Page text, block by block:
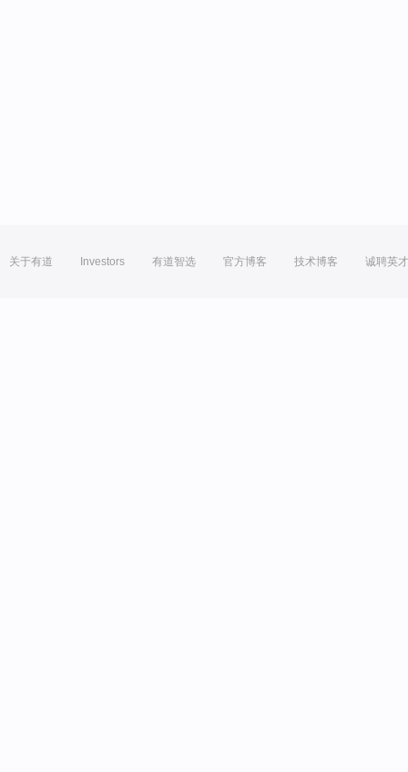
关于有道 Investors 有道智选 官方博客 技术博客 诚聘英才